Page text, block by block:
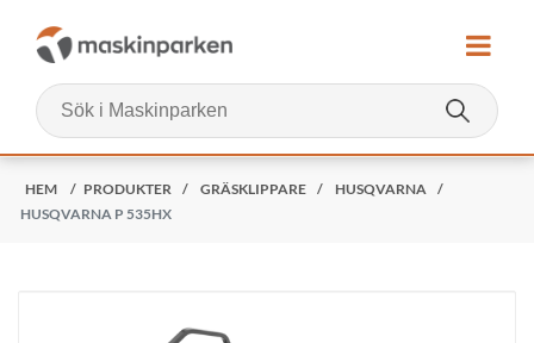
HEM / PRODUKTER / GRÄSKLIPPARE / HUSQVARNA
/
HUSQVARNA P 535HX